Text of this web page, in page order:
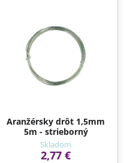
Aranžérsky drôt 1,5mm
5m - strieborný
Skladom
2,77 €